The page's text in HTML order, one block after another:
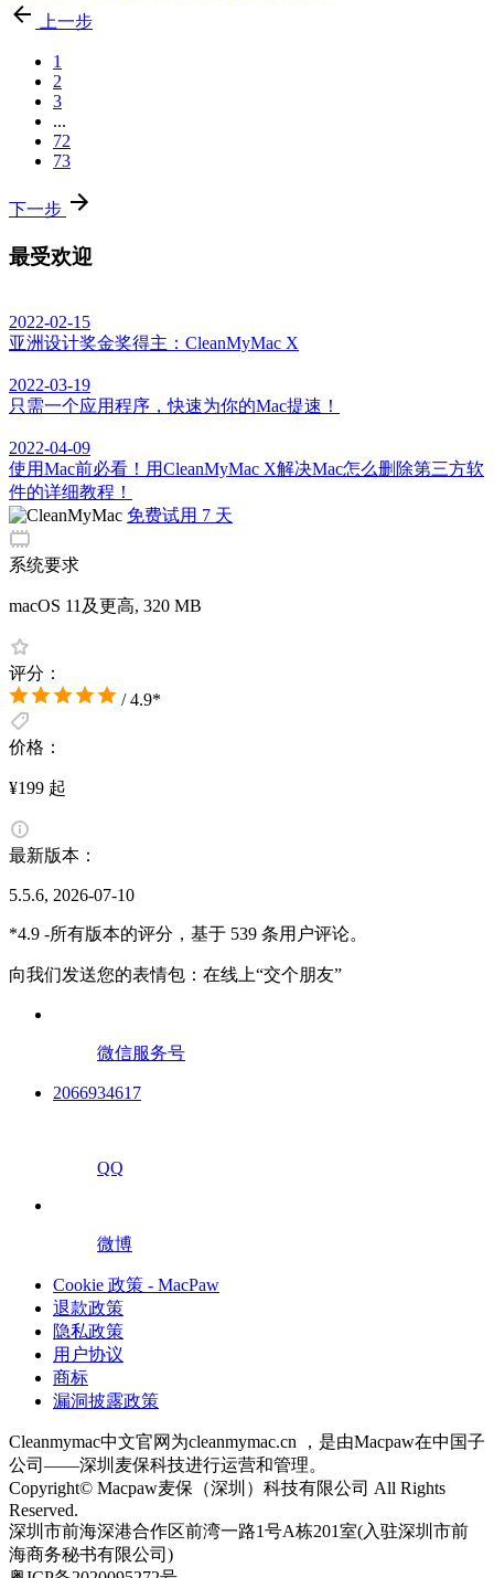
上一步
1
2
3
...
72
73
下一步
最受欢迎
2022-02-15
亚洲设计奖金奖得主：CleanMyMac X
2022-03-19
只需一个应用程序，快速为你的Mac提速！
2022-04-09
使用Mac前必看！用CleanMyMac X解决Mac怎么删除第三方软
件的详细教程！
免费试用 7 天
系统要求
macOS 11及更高, 320 MB
评分：
/ 4.9*
价格：
¥199 起
最新版本：
5.5.6, 2026-07-10
*4.9 -所有版本的评分，基于 539 条用户评论。
向我们发送您的表情包：在线上“交个朋友”
微信服务号
2066934617
QQ
微博
Cookie 政策 - MacPaw
退款政策
隐私政策
用户协议
商标
漏洞披露政策
Cleanmymac中文官网为cleanmymac.cn ，是由Macpaw在中国子
公司——深圳麦保科技进行运营和管理。
Copyright© Macpaw麦保（深圳）科技有限公司 All Rights
Reserved.
深圳市前海深港合作区前湾一路1号A栋201室(入驻深圳市前
海商务秘书有限公司)